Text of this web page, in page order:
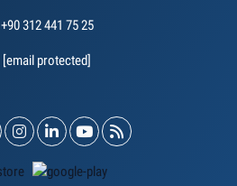
+90 312 441 75 25
[email protected]